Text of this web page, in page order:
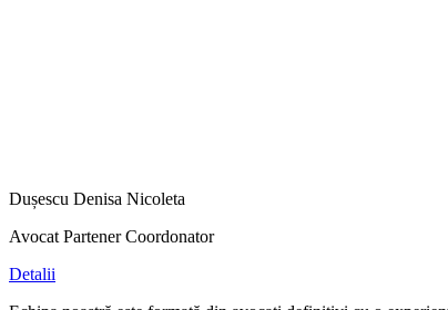
Dușescu Denisa Nicoleta
Avocat Partener Coordonator
Detalii